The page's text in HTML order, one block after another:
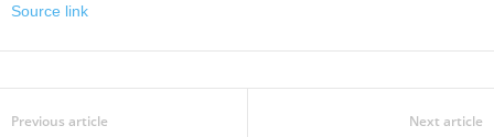
Source link
Previous article Next article